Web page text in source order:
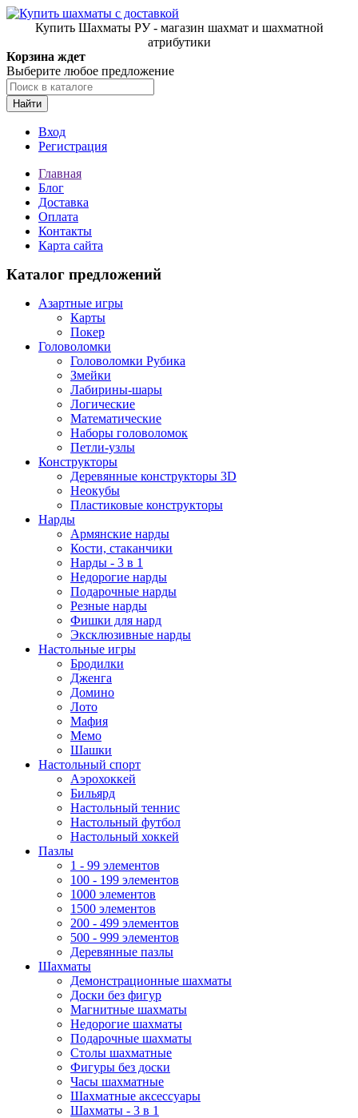
Купить Шахматы РУ - магазин шахмат и шахматной
атрибутики
Корзина ждет
Выберите любое предложение
Найти
Вход
Регистрация
Главная
Блог
Доставка
Оплата
Контакты
Карта сайта
Каталог предложений
Азартные игры
Карты
Покер
Головоломки
Головоломки Рубика
Змейки
Лабирины-шары
Логические
Математические
Наборы головоломок
Петли-узлы
Конструкторы
Деревянные конструкторы 3D
Неокубы
Пластиковые конструкторы
Нарды
Армянские нарды
Кости, стаканчики
Нарды - 3 в 1
Недорогие нарды
Подарочные нарды
Резные нарды
Фишки для нард
Эксклюзивные нарды
Настольные игры
Бродилки
Дженга
Домино
Лото
Мафия
Мемо
Шашки
Настольный спорт
Аэрохоккей
Бильярд
Настольный теннис
Настольный футбол
Настольный хоккей
Пазлы
1 - 99 элементов
100 - 199 элементов
1000 элементов
1500 элементов
200 - 499 элементов
500 - 999 элементов
Деревянные пазлы
Шахматы
Демонстрационные шахматы
Доски без фигур
Магнитные шахматы
Недорогие шахматы
Подарочные шахматы
Столы шахматные
Фигуры без доски
Часы шахматные
Шахматные аксессуары
Шахматы - 3 в 1